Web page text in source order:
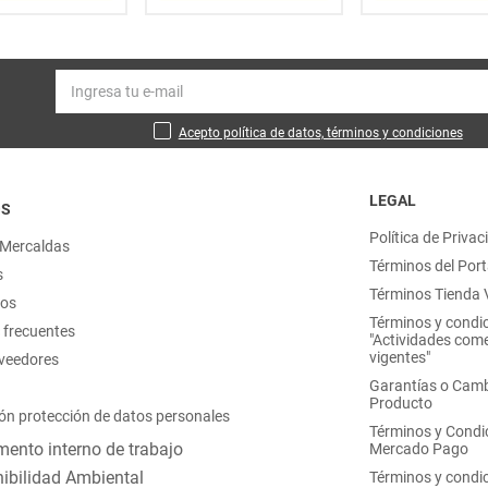
Acepto política de datos, términos y condiciones
protección de datos personales
interno de trabajo
Ambiental
LEGAL
Política de
Términos del
Términos Tienda
Términos y
"Actividades
vigentes"
Garantías o
Producto
Términos y
Mercado Pago
Términos y